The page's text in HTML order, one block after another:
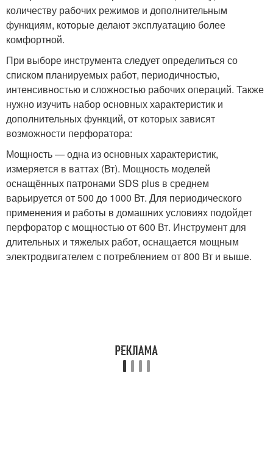
количеству рабочих режимов и дополнительным
функциям, которые делают эксплуатацию более
комфортной.
При выборе инструмента следует определиться со
списком планируемых работ, периодичностью,
интенсивностью и сложностью рабочих операций. Также
нужно изучить набор основных характеристик и
дополнительных функций, от которых зависят
возможности перфоратора:
Мощность — одна из основных характеристик,
измеряется в ваттах (Вт). Мощность моделей
оснащённых патронами SDS plus в среднем
варьируется от 500 до 1000 Вт. Для периодического
применения и работы в домашних условиях подойдет
перфоратор с мощностью от 600 Вт. Инструмент для
длительных и тяжелых работ, оснащается мощным
электродвигателем с потреблением от 800 Вт и выше.